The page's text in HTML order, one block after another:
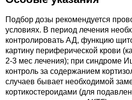
Подбор дозы рекомендуется
условиях. В период лечения
контролировать АД, функцию
картину периферической крови
2-3 мес лечения); при синдроме
контроль за содержанием
случаев бывает необходимой
кортикостероидами (для